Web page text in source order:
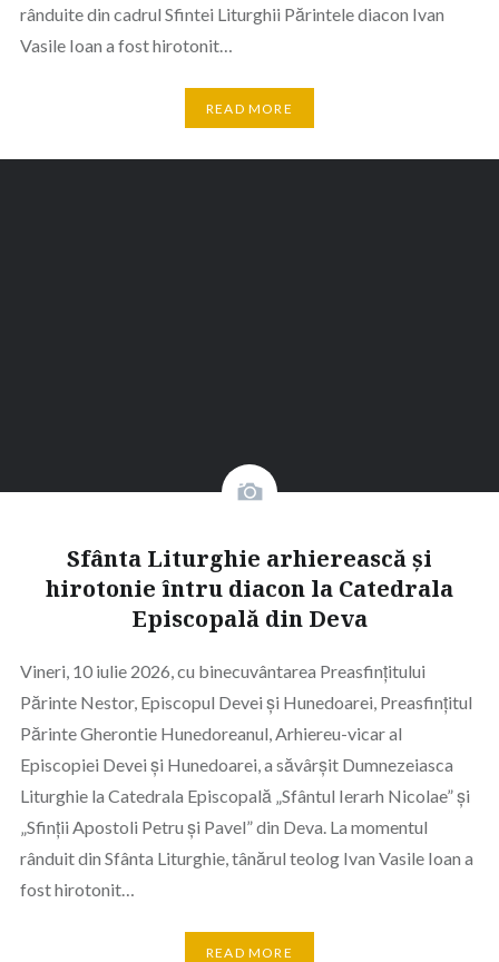
rânduite din cadrul Sfintei Liturghii Părintele diacon Ivan
Vasile Ioan a fost hirotonit…
READ MORE
Sfânta Liturghie arhierească și
hirotonie întru diacon la Catedrala
Episcopală din Deva
Vineri, 10 iulie 2026, cu binecuvântarea Preasfințitului
Părinte Nestor, Episcopul Devei și Hunedoarei, Preasfințitul
Părinte Gherontie Hunedoreanul, Arhiereu-vicar al
Episcopiei Devei și Hunedoarei, a săvârșit Dumnezeiasca
Liturghie la Catedrala Episcopală „Sfântul Ierarh Nicolae” și
„Sfinții Apostoli Petru și Pavel” din Deva. La momentul
rânduit din Sfânta Liturghie, tânărul teolog Ivan Vasile Ioan a
fost hirotonit…
READ MORE